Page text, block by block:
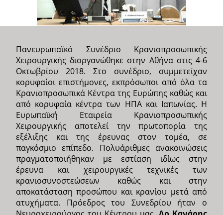
Πανευρωπαϊκό Συνέδριο Κρανιοπροσωπικής
Χειρουργικής διοργανώθηκε στην Αθήνα στις 4-6
Οκτωβρίου 2018. Στο συνέδριο, συμμετείχαν
κορυφαίοι επιστήμονες, εκπρόσωποι από όλα τα
Κρανιοπροσωπικά Κέντρα της Ευρώπης καθώς και
από κορυφαία κέντρα των ΗΠΑ και Ιαπωνίας. Η
Ευρωπαϊκή Εταιρεία Κρανιοπροσωπικής
Χειρουργικής αποτελεί την πρωτοπορία της
εξέλιξης και της έρευνας στον τομέα, σε
παγκόσμιο επίπεδο. Πολυάριθμες ανακοινώσεις
πραγματοποιήθηκαν με εστίαση ιδίως στην
έρευνα και χειρουργικές τεχνικές των
κρανιοσυνοστεώσεων καθώς και στην
αποκατάσταση προσώπου και κρανίου μετά από
ατυχήματα. Πρόεδρος του Συνεδρίου ήταν ο